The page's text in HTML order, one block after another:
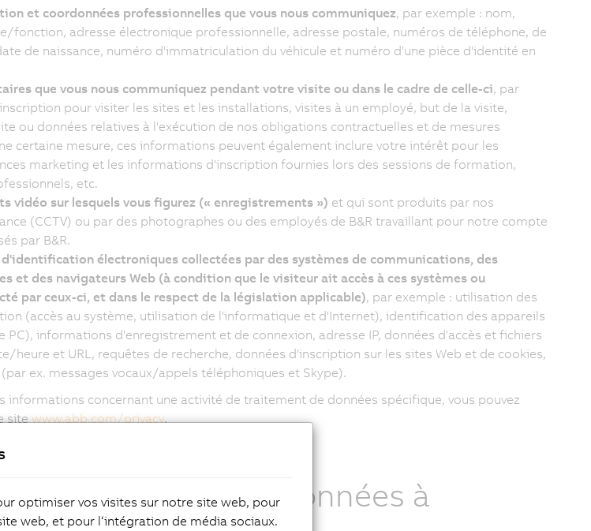
et coordonnées professionnelles que vous nous communiquez, par exemple : nom,
fonction, adresse électronique professionnelle, adresse postale, numéros de téléphone, de
de naissance, numéro d'immatriculation du véhicule et numéro d'une pièce d'identité en
que vous nous communiquez pendant votre visite ou dans le cadre de celle-ci, par
pour visiter les sites et les installations, visites à un employé, but de la visite,
ou données relatives à l'exécution de nos obligations contractuelles et de mesures
certaine mesure, ces informations peuvent également inclure votre intérêt pour les
marketing et les informations d'inscription fournies lors des sessions de formation,
etc.
vidéo sur lesquels vous figurez (« enregistrements ») et qui sont produits par nos
(CCTV) ou par des photographes ou des employés de B&R travaillant pour notre compte
par B&R.
électroniques collectées par des systèmes de communications, des
et des navigateurs Web (à condition que le visiteur ait accès à ces systèmes ou
par ceux-ci, et dans le respect de la législation applicable), par exemple : utilisation des
(accès au système, utilisation de l'informatique et d'Internet), identification des appareils
PC), informations d'enregistrement et de connexion, adresse IP, données d'accès et fichiers
heure et URL, requêtes de recherche, données d'inscription sur les sites Web et de cookies,
ex. messages vocaux/appels téléphoniques et Skype).
informations concernant une activité de traitement de données spécifique, vous pouvez
sitewww.abb.com/privacy.
nous vos données à
optimiser vos visites sur notre site web, pour
web, et pour l‘intégration de média sociaux.